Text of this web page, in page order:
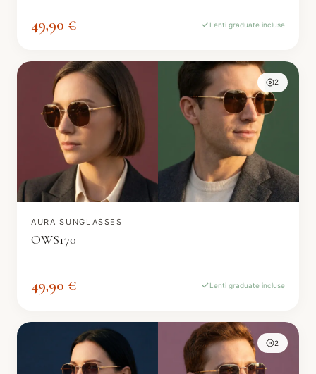
49,90 € Lenti graduate incluse
2
AURA SUNGLASSES
OWS170
49,90 € Lenti graduate incluse
2